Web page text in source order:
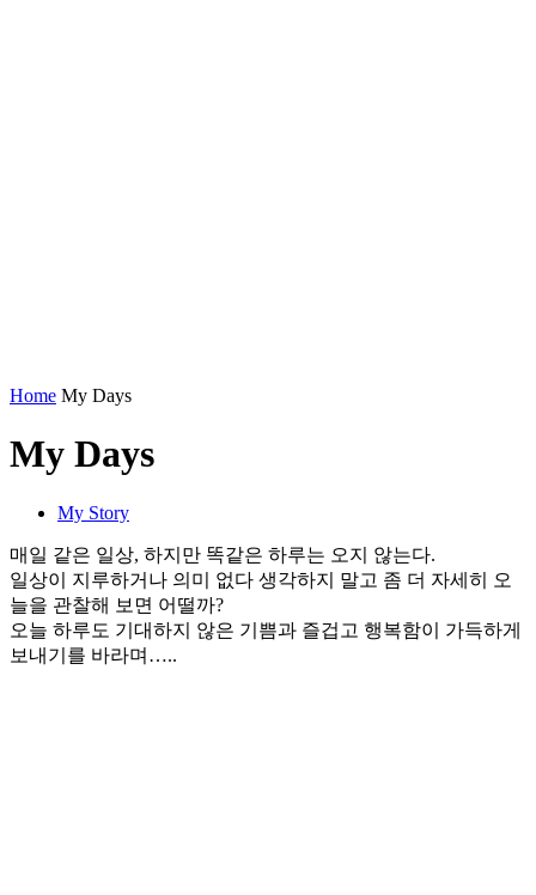
Home My Days
My Days
My Story
매일 같은 일상, 하지만 똑같은 하루는 오지 않는다.
일상이 지루하거나 의미 없다 생각하지 말고 좀 더 자세히 오
늘을 관찰해 보면 어떨까?
오늘 하루도 기대하지 않은 기쁨과 즐겁고 행복함이 가득하게
보내기를 바라며…..